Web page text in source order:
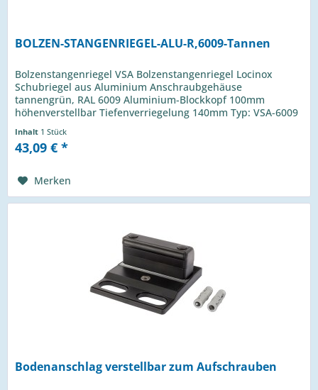
BOLZEN-STANGENRIEGEL-ALU-R,6009-Tannen
Bolzenstangenriegel VSA Bolzenstangenriegel Locinox
Schubriegel aus Aluminium Anschraubgehäuse
tannengrün, RAL 6009 Aluminium-Blockkopf 100mm
höhenverstellbar Tiefenverriegelung 140mm Typ: VSA-6009
Inhalt 1 Stück
43,09 € *
Merken
Bodenanschlag verstellbar zum Aufschrauben